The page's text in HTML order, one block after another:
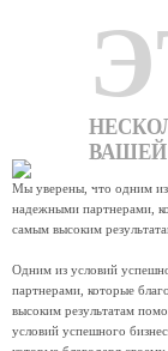
ВАШЕЙ
Мы уверены, что одним из
надежными партнерами,
самым высоким
Одним из условий
партнерами, которые
высоким результатам
условий успешного